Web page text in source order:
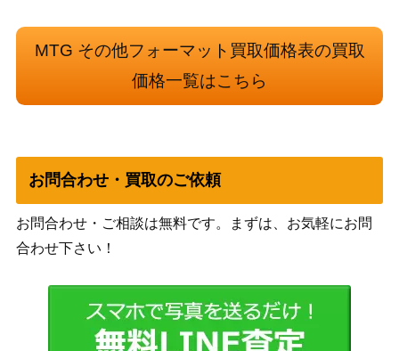
MTG その他フォーマット買取価格表の買取
価格一覧はこちら
お問合わせ・買取のご依頼
お問合わせ・ご相談は無料です。まずは、お気軽にお問
合わせ下さい！